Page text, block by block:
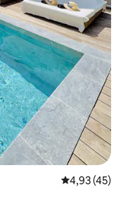
4,93 av 5 i
4,93 (45)